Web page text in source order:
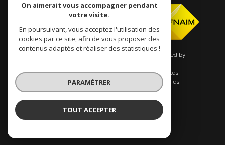
© 2026 | Tous droits réservés | Traduction powered by
Nos honoraires
Plan du site
Mentions légales
Nos liens Politique RGPD Cookies
On aimerait vous accompagner pendant
votre visite.
En poursuivant, vous acceptez l'utilisation des
cookies par ce site, afin de vous proposer des
contenus adaptés et réaliser des statistiques !
PARAMÉTRER
TOUT ACCEPTER